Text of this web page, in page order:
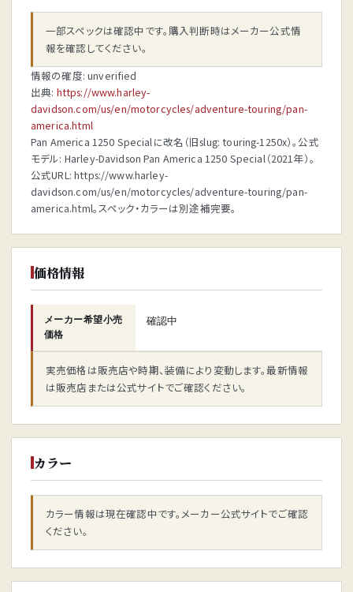
一部スペックは確認中です。購入判断時はメーカー公式情
報を確認してください。
情報の確度: unverified
出典: https://www.harley-
davidson.com/us/en/motorcycles/adventure-touring/pan-
america.html
Pan America 1250 Specialに改名（旧slug: touring-1250x）。公式
モデル: Harley-Davidson Pan America 1250 Special（2021年）。
公式URL: https://www.harley-
davidson.com/us/en/motorcycles/adventure-touring/pan-
america.html。スペック・カラーは別途補完要。
価格情報
メーカー希望小売
価格
確認中
実売価格は販売店や時期、装備により変動します。最新情報
は販売店または公式サイトでご確認ください。
カラー
カラー情報は現在確認中です。メーカー公式サイトでご確認
ください。